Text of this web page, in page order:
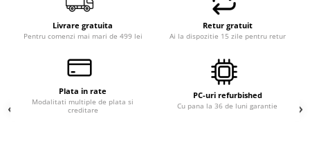
Livrare gratuita
Pentru comenzi mai mari de 499 lei
Retur gratuit
Ai la dispozitie 15 zile pentru retur
Plata in rate
Modalitati multiple de plata si
creditare
PC-uri refurbished
Cu pana la 36 de luni garantie